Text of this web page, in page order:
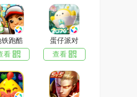
铁跑酷
看
蛋仔派对
查看
06-30
下载
07-14
下载